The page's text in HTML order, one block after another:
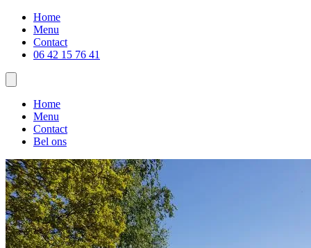
Home
Menu
Contact
06 42 15 76 41
Home
Menu
Contact
Bel ons